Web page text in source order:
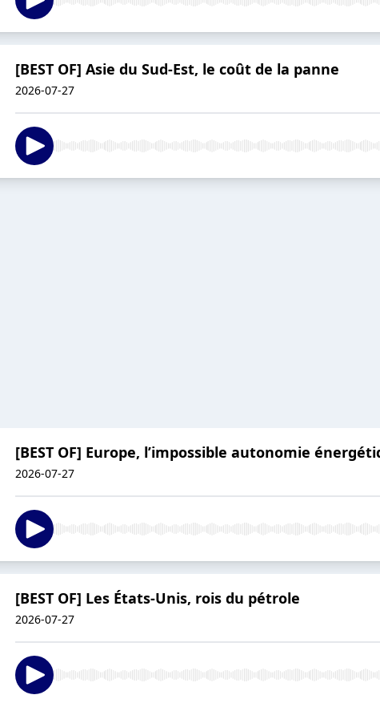
[BEST OF] Asie du Sud-Est, le coût de la panne
2026-07-27
[BEST OF] Europe, l’impossible autonomie
2026-07-27
[BEST OF] Les États-Unis, rois du pétrole
2026-07-27